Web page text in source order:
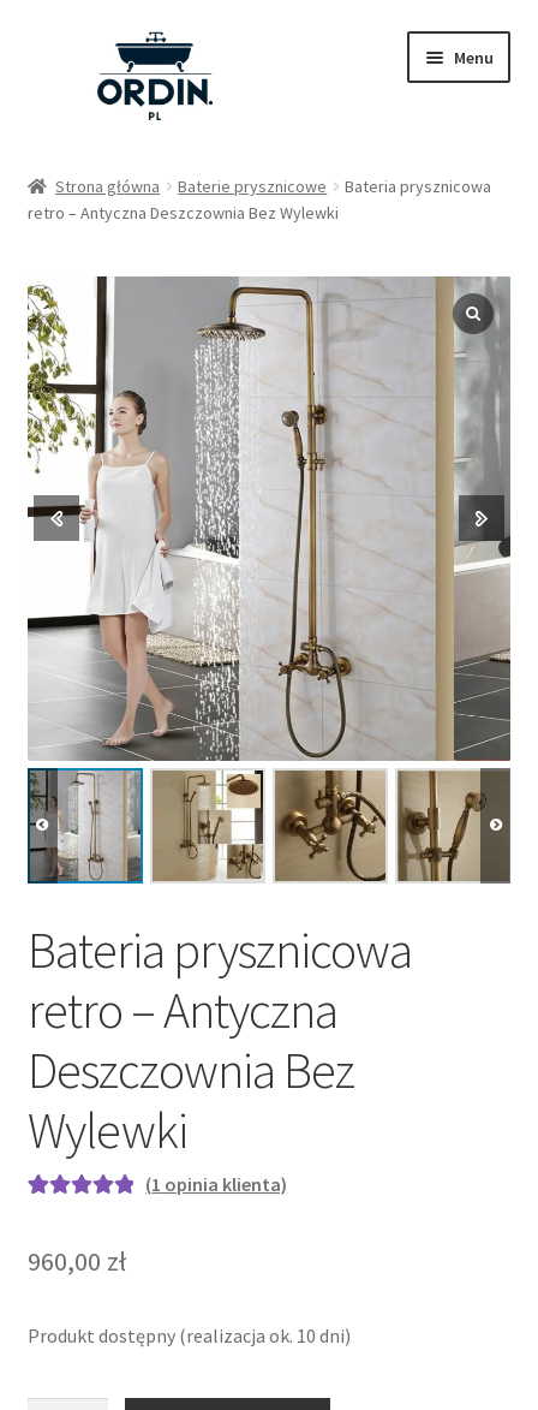
nawigacji
Menu
Pytania
Nasze wpisy
Kontakt
Strona główna Baterie prysznicowe
Bateria prysznicowa
retro – Antyczna Deszczownia Bez Wylewki
Bateria prysznicowa
retro – Antyczna
Deszczownia Bez
Wylewki
podstawie
(1 opinia klienta)
960,00 zł
Produkt dostępny (realizacja ok. 10 dni)